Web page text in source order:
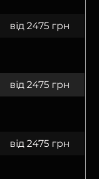
від 2475 грн
від 2475 грн
від 2475 грн